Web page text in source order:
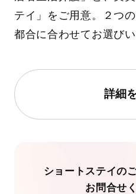
テイ」をご用意。２つ
都合に合わせてお選びい
詳細
ショートステイの
お問合せ